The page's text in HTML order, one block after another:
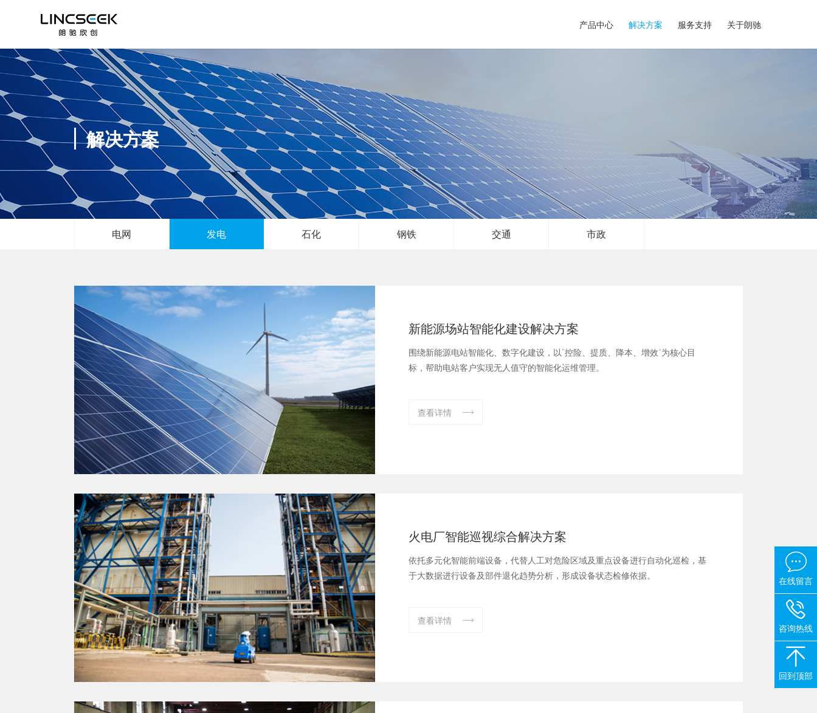
产品中心 解决方案 服务支持 关于朗驰
解决方案
电网 发电 石化 钢铁 交通 市政
新能源场站智能化建设解决方案
围绕新能源电站智能化、数字化建设，以“控险、提质、降本、增效”为核心目
标，帮助电站客户实现无人值守的智能化运维管理。
查看详情 
火电厂智能巡视综合解决方案
依托多元化智能前端设备，代替人工对危险区域及重点设备进行自动化巡检，基
于大数据进行设备及部件退化趋势分析，形成设备状态检修依据。
查看详情 

在线留言

咨询热线

回到顶部